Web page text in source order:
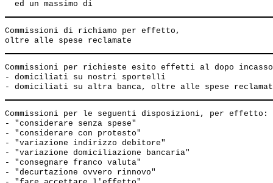
Commissioni di richiamo per effetto,
Commissioni per richieste esito effetti al dopo
- domiciliati su nostri sportelli
Commissioni per le seguenti disposizioni, per effetto:
- "considerare senza spese"
- "considerare con protesto"
- "variazione indirizzo debitore"
- "variazione domiciliazione bancaria"
- "consegnare franco valuta"
- "decurtazione ovvero rinnovo"